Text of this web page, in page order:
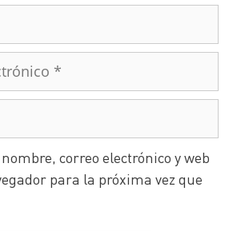
correo electrónico y web
para la próxima vez que